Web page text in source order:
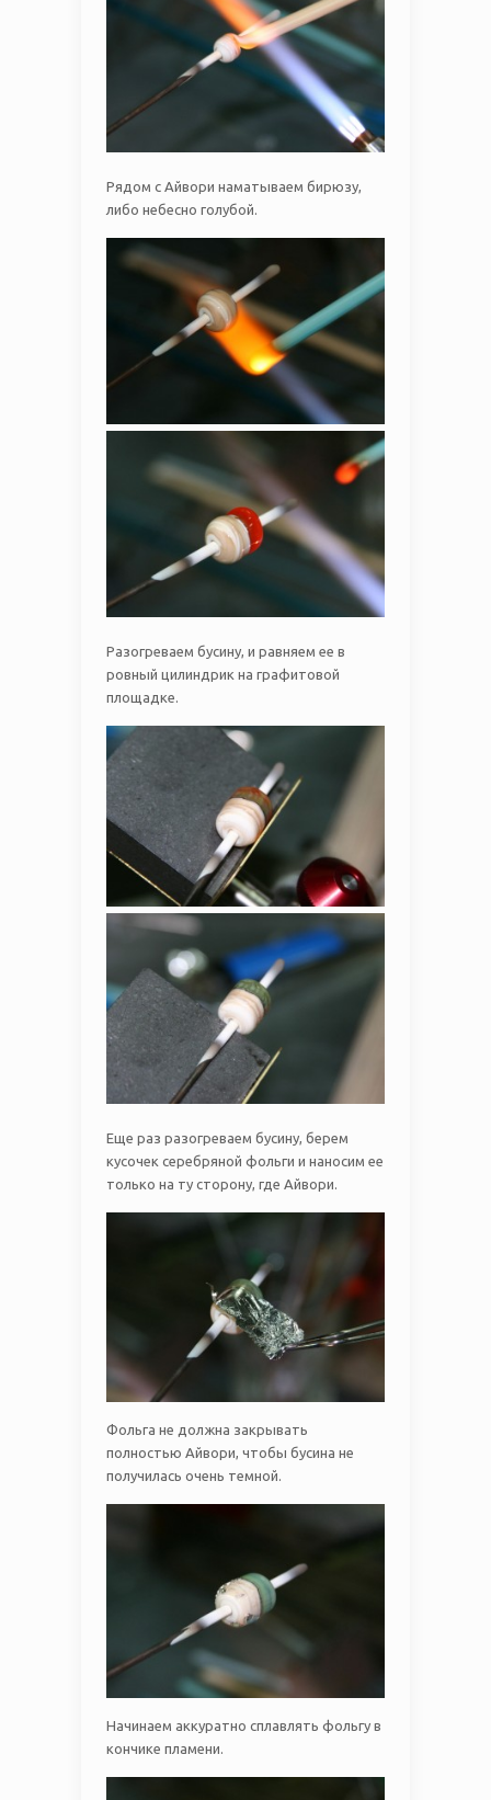
Рядом с Айвори наматываем бирюзу,
либо небесно голубой.
Разогреваем бусину, и равняем ее в
ровный цилиндрик на графитовой
площадке.
Еще раз разогреваем бусину, берем
кусочек серебряной фольги и наносим ее
только на ту сторону, где Айвори.
Фольга не должна закрывать
полностью Айвори, чтобы бусина не
получилась очень темной.
Начинаем аккуратно сплавлять фольгу в
кончике пламени.